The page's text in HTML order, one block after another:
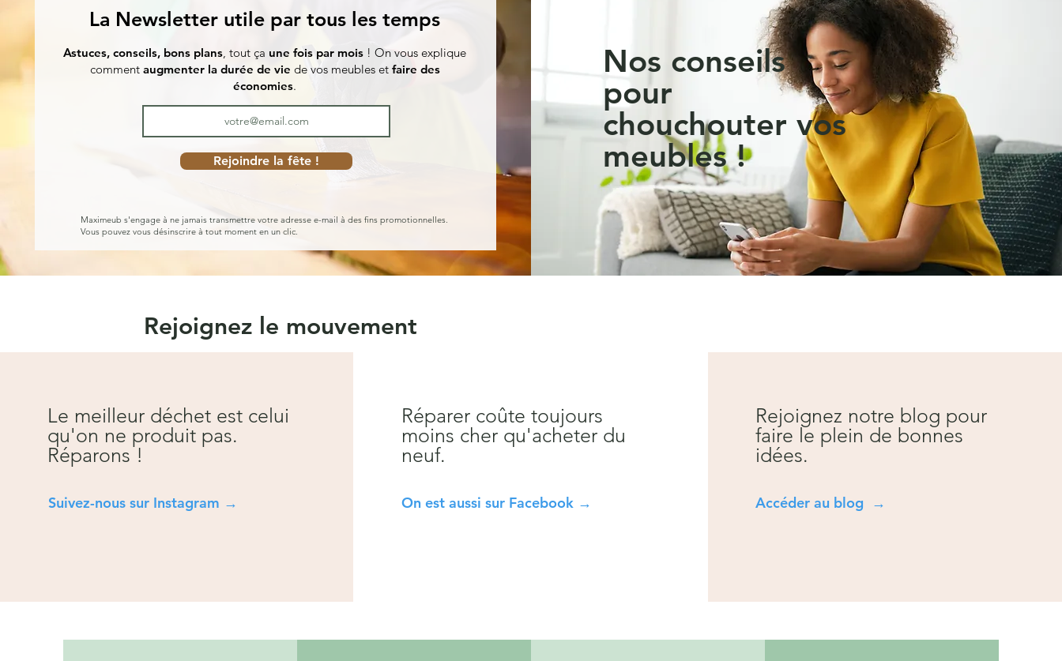
La Newsletter utile par tous les temps
Astuces, conseils, bons plans, tout ça une fois par mois ! On vous explique
comment augmenter la durée de vie de vos meubles et faire des
économies.
Rejoindre la fête !
Maximeub s'engage à ne jamais transmettre votre adresse e-mail à des fins promotionnelles.
Vous pouvez vous désinscrire à tout moment en un clic.
Nos conseils
pour
chouchouter vos
meubles !
Rejoignez le mouvement
Le meilleur déchet est celui
qu'on ne produit pas.
Réparons !
Suivez-nous sur Instagram →
Réparer coûte toujours
moins cher qu'acheter du
neuf.
On est aussi sur Facebook →
Rejoignez notre blog pour
faire le plein de bonnes
idées.
Accéder au blog →